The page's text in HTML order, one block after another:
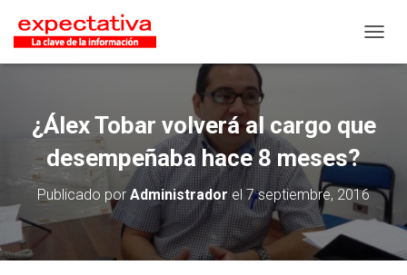
¿Álex Tobar volverá al cargo que
desempeñaba hace 8 meses?
Publicado por Administradorel 7 septiembre, 2016